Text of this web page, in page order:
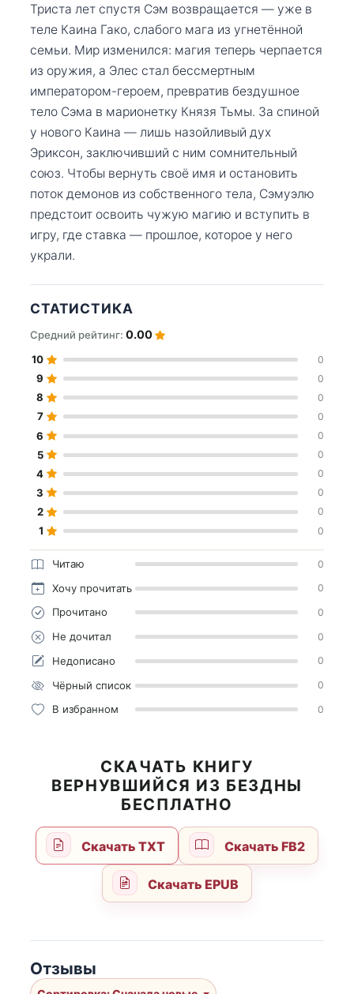
Триста лет спустя Сэм возвращается — уже в
теле Каина Гако, слабого мага из угнетённой
семьи. Мир изменился: магия теперь черпается
из оружия, а Элес стал бессмертным
императором-героем, превратив бездушное
тело Сэма в марионетку Князя Тьмы. За спиной
у нового Каина — лишь назойливый дух
Эриксон, заключивший с ним сомнительный
союз. Чтобы вернуть своё имя и остановить
поток демонов из собственного тела, Сэмуэлю
предстоит освоить чужую магию и вступить в
игру, где ставка — прошлое, которое у него
украли.
СТАТИСТИКА
Средний рейтинг: 0.00
10 0
9 0
8 0
7 0
6 0
5 0
4 0
3 0
2 0
1 0
Читаю 0
Хочу прочитать 0
Прочитано 0
Не дочитал 0
Недописано 0
Чёрный список 0
В избранном 0
СКАЧАТЬ КНИГУ
ВЕРНУВШИЙСЯ ИЗ БЕЗДНЫ
БЕСПЛАТНО
Скачать TXT Скачать FB2
Скачать EPUB
Отзывы